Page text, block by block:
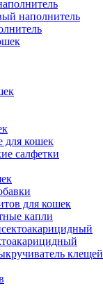
наполнитель
для кошек
салфетки
для кошек
капли
клещей